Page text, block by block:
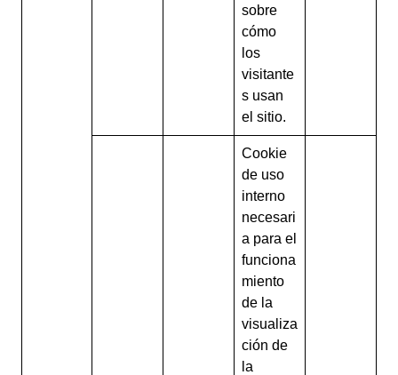
sobre
cómo
los
visitante
s usan
el sitio.
Cookie
de uso
interno
necesari
a para el
funciona
miento
de la
visualiza
ción de
la